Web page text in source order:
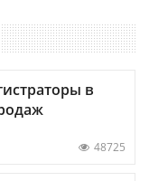
в
48725